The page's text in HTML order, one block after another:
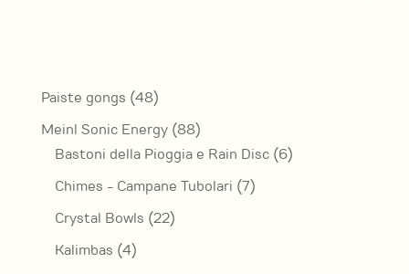
Paiste gongs 4848
prodotti
Meinl Sonic Energy 8888
prodotti
Bastoni della Pioggia e Rain Disc 66
Chimes - Campane Tubolari 77
Crystal Bowls 2222
Kalimbas 44